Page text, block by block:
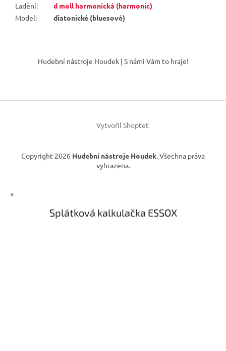
Ladění:
d moll harmonická (harmonic)
Model: diatonické (bluesové)
í
Hudební nástroje Houdek | S námi Vám to hraje!
Vytvořil Shoptet
Copyright 2026 Hudební nástroje Houdek. Všechna práva
vyhrazena.
×
Splátková kalkulačka ESSOX